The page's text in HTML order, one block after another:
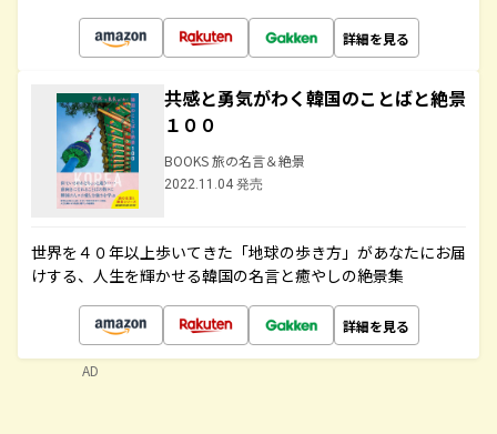
詳細を見る
共感と勇気がわく韓国のことばと絶景
１００
BOOKS 旅の名言＆絶景
2022.11.04 発売
世界を４０年以上歩いてきた「地球の歩き方」があなたにお届
けする、人生を輝かせる韓国の名言と癒やしの絶景集
詳細を見る
AD